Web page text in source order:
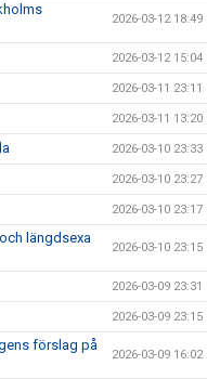
2026-03-12 18:49
2026-03-12 15:04
2026-03-11 23:11
2026-03-11 13:20
2026-03-10 23:33
2026-03-10 23:27
2026-03-10 23:17
längdsexa
2026-03-10 23:15
2026-03-09 23:31
2026-03-09 23:15
förslag på
2026-03-09 16:02